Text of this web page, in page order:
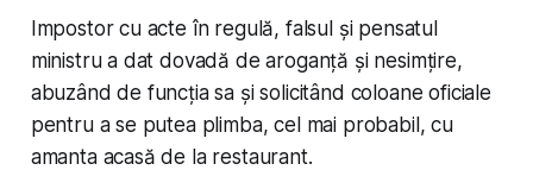
Impostor cu acte în regulă, falsul și pensatul
ministru a dat dovadă de aroganță și nesimțire,
abuzând de funcția sa și solicitând coloane oficiale
pentru a se putea plimba, cel mai probabil, cu
amanta acasă de la restaurant.